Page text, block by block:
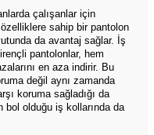
çalışanlar için
sahip bir pantolon
da avantaj sağlar. İş
pantolonlar, hem
en aza indirir. Bu
değil aynı zamanda
koruma sağladığı da
bol olduğu iş kollarında da